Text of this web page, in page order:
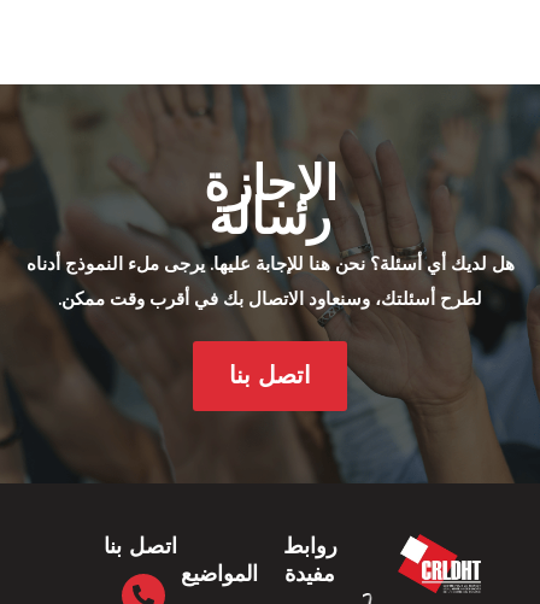
الإجازة
رسالة
هل لديك أي أسئلة؟ نحن هنا للإجابة عليها. يرجى ملء النموذج أدناه
لطرح أسئلتك، وسنعاود الاتصال بك في أقرب وقت ممكن.
اتصل بنا
روابط
مفيدة
المواضيع
اتصل بنا